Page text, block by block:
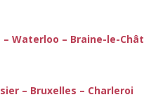
Waterloo – Braine-le-
– Bruxelles – Charleroi